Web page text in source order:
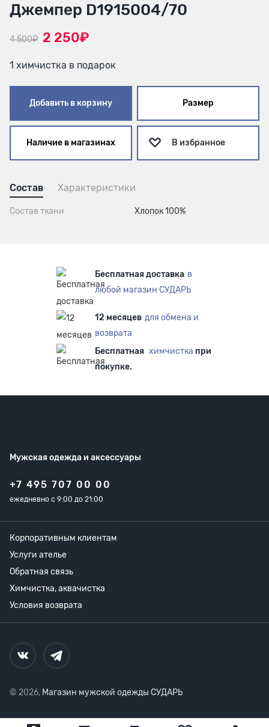
Джемпер D1915004/70
4 500₽ 2 250₽
1 химчистка в подарок
Добавить в корзину Размер
Наличие в магазинах В избранное
Состав Характеристики
Состав ткани Хлопок 100%
Бесплатная доставка в
любой магазин СУДАРЬ
12 месяцев для обмена и
возврата
Бесплатная химчистка при
покупке.
Мужская одежда и аксессуары
+7 495 707 00 00
ежедневно с 9:00 до 21:00
Корпоративным клиентам
Услуги ателье
Обратная связь
Химчистка, аквачистка
Условия возврата
© 2026, Магазин мужской одежды СУДАРЬ